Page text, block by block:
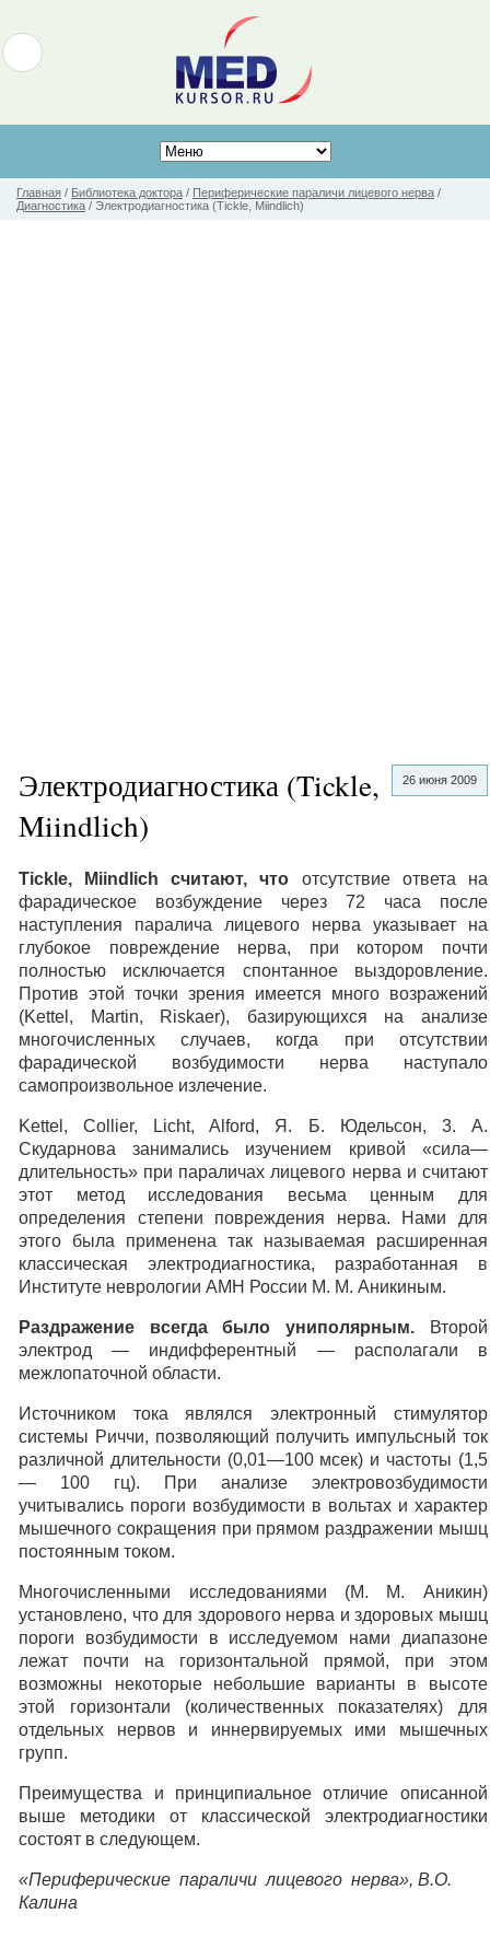
Главная / Библиотека доктора / Периферические параличи лицевого нерва /
Диагностика / Электродиагностика (Tickle, Miindlich)
26 июня 2009
Электродиагностика (Tickle,
Miindlich)
Tickle, Miindlich считают, что отсутствие ответа на
фарадическое возбуждение через 72 часа после
наступления паралича лицевого нерва указывает на
глубокое повреждение нерва, при котором почти
полностью исключается спонтанное выздоровление.
Против этой точки зрения имеется много возражений
(Kettel, Martin, Riskaer), базирующихся на анализе
многочисленных случаев, когда при отсутствии
фарадической возбудимости нерва наступало
самопроизвольное излечение.
Kettel, Collier, Licht, Alford, Я. Б. Юдельсон, 3. А.
Скударнова занимались изучением кривой «сила—
длительность» при параличах лицевого нерва и считают
этот метод исследования весьма ценным для
определения степени повреждения нерва. Нами для
этого была применена так называемая расширенная
классическая электродиагностика, разработанная в
Институте неврологии АМН России М. М. Аникиным.
Раздражение всегда было униполярным. Второй
электрод — индифферентный — располагали в
межлопаточной области.
Источником тока являлся электронный стимулятор
системы Риччи, позволяющий получить импульсный ток
различной длительности (0,01—100 мсек) и частоты (1,5
— 100 гц). При анализе электровозбудимости
учитывались пороги возбудимости в вольтах и характер
мышечного сокращения при прямом раздражении мышц
постоянным током.
Многочисленными исследованиями (М. М. Аникин)
установлено, что для здорового нерва и здоровых мышц
пороги возбудимости в исследуемом нами диапазоне
лежат почти на горизонтальной прямой, при этом
возможны некоторые небольшие варианты в высоте
этой горизонтали (количественных показателях) для
отдельных нервов и иннервируемых ими мышечных
групп.
Преимущества и принципиальное отличие описанной
выше методики от классической электродиагностики
состоят в следующем.
«Периферические параличи лицевого нерва», В.О.
Калина